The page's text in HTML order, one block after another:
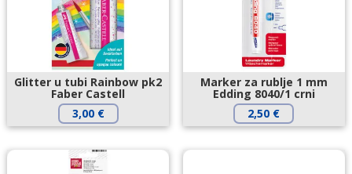
Glitter u tubi Rainbow pk2
Faber Castell
3,00 €
Marker za rublje 1 mm
Edding 8040/1 crni
2,50 €